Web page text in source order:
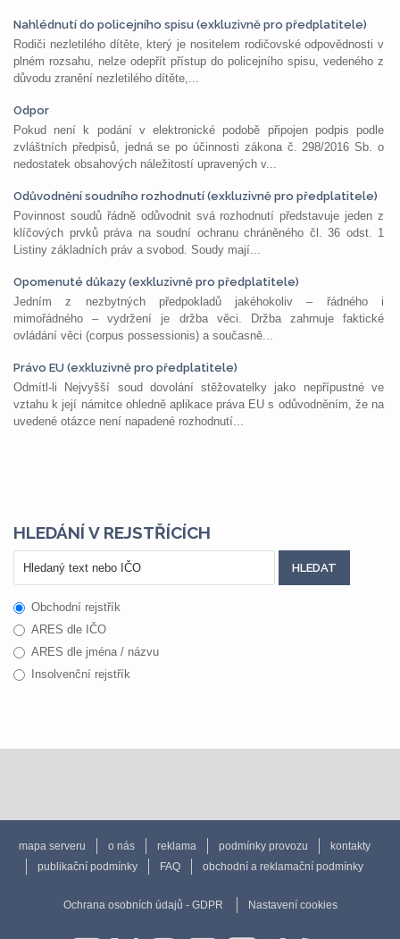
Nahlédnutí do policejního spisu (exkluzivně pro předplatitele)
Rodiči nezletilého dítěte, který je nositelem rodičovské odpovědnosti v
plném rozsahu, nelze odepřít přístup do policejního spisu, vedeného z
důvodu zranění nezletilého dítěte,...
Odpor
Pokud není k podání v elektronické podobě připojen podpis podle
zvláštních předpisů, jedná se po účinnosti zákona č. 298/2016 Sb. o
nedostatek obsahových náležitostí upravených v...
Odůvodnění soudního rozhodnutí (exkluzivně pro předplatitele)
Povinnost soudů řádně odůvodnit svá rozhodnutí představuje jeden z
klíčových prvků práva na soudní ochranu chráněného čl. 36 odst. 1
Listiny základních práv a svobod. Soudy mají...
Opomenuté důkazy (exkluzivně pro předplatitele)
Jedním z nezbytných předpokladů jakéhokoliv – řádného i
mimořádného – vydržení je držba věci. Držba zahrnuje faktické
ovládání věci (corpus possessionis) a současně...
Právo EU (exkluzivně pro předplatitele)
Odmítl-li Nejvyšší soud dovolání stěžovatelky jako nepřípustné ve
vztahu k její námitce ohledně aplikace práva EU s odůvodněním, že na
uvedené otázce není napadené rozhodnutí...
HLEDÁNÍ V REJSTŘÍCÍCH
Obchodní rejstřík
ARES dle IČO
ARES dle jména / názvu
Insolvenční rejstřík
mapa serveru o nás reklama podmínky provozu
kontakty
publikační podmínky
FAQ obchodní a reklamační podmínky
Ochrana osobních údajů - GDPR Nastavení cookies